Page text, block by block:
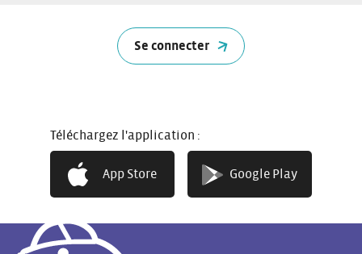
Se connecter
Téléchargez l'application :
App Store Google Play